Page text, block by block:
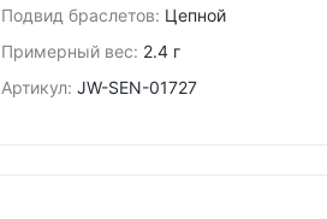
Подвид браслетов: Цепной
Примерный вес: 2.4 г
Артикул: JW-SEN-01727